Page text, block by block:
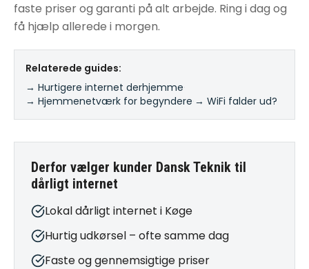
faste priser og garanti på alt arbejde. Ring i dag og
få hjælp allerede i morgen.
Relaterede guides:
→ Hurtigere internet derhjemme
→ Hjemmenetværk for begyndere → WiFi falder ud?
Derfor vælger kunder Dansk Teknik til
dårligt internet
Lokal dårligt internet i Køge
Hurtig udkørsel – ofte samme dag
Faste og gennemsigtige priser